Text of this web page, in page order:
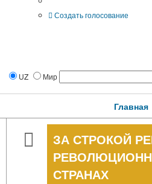
Создать голосование
UZ Мир
Главная
ЗА СТРОКОЙ
СТРАНАХ